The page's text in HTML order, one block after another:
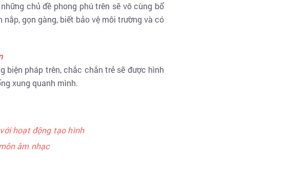
chủ đề phong phú trên sẽ vô cùng bổ
gọn gàng, biết bảo vệ môi trường và có
biện pháp trên, chắc chắn trẻ sẽ được hình
xung quanh mình.
hoạt động tạo hình
âm nhạc